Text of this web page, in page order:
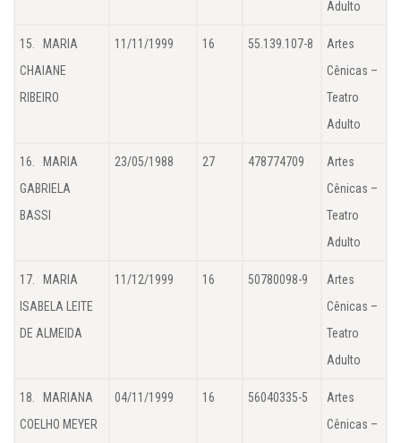
Adulto
15. MARIA
CHAIANE
RIBEIRO
11/11/1999 16 55.139.107-8
Artes
Cênicas –
Teatro
Adulto
16. MARIA
GABRIELA
BASSI
23/05/1988 27 478774709
Artes
Cênicas –
Teatro
Adulto
17. MARIA
ISABELA LEITE
DE ALMEIDA
11/12/1999 16 50780098-9
Artes
Cênicas –
Teatro
Adulto
18. MARIANA
COELHO MEYER
04/11/1999 16 56040335-5
Artes
Cênicas –